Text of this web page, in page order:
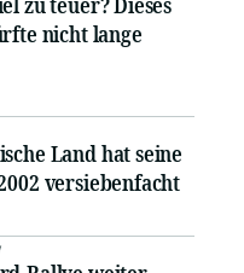
nicht lange
Land hat seine
versiebenfacht